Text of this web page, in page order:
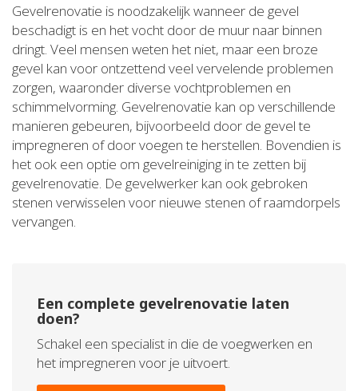
Gevelrenovatie is noodzakelijk wanneer de gevel
beschadigt is en het vocht door de muur naar binnen
dringt. Veel mensen weten het niet, maar een broze
gevel kan voor ontzettend veel vervelende problemen
zorgen, waaronder diverse vochtproblemen en
schimmelvorming. Gevelrenovatie kan op verschillende
manieren gebeuren, bijvoorbeeld door de gevel te
impregneren of door voegen te herstellen. Bovendien is
het ook een optie om gevelreiniging in te zetten bij
gevelrenovatie. De gevelwerker kan ook gebroken
stenen verwisselen voor nieuwe stenen of raamdorpels
vervangen.
Een complete gevelrenovatie laten
doen?
Schakel een specialist in die de voegwerken en
het impregneren voor je uitvoert.